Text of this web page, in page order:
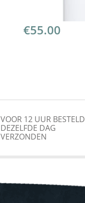
€55.00
VOOR 12 UUR BESTELD
DEZELFDE DAG
VERZONDEN